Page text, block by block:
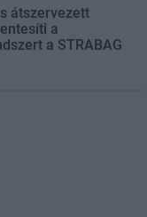
átszervezett
a
a STRABAG